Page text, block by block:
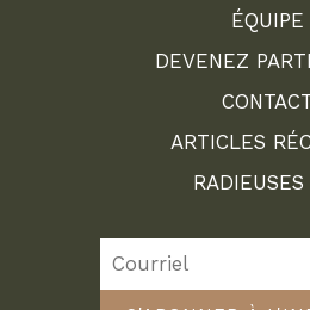
ÉQUIPE
DEVENEZ
ARTICLES
RADIEUSES